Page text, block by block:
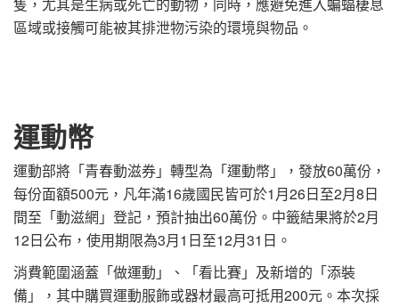
區域或接觸可能被其排泄物污染的環境與物品。
運動幣
運動部將「青春動滋券」轉型為「運動幣」，發放60萬份，
每份面額500元，凡年滿16歲國民皆可於1月26日至2月8日
間至「動滋網」登記，預計抽出60萬份。中籤結果將於2月
12日公布，使用期限為3月1日至12月31日。
消費範圍涵蓋「做運動」、「看比賽」及新增的「添裝
備」，其中購買運動服飾或器材最高可抵用200元。本次採